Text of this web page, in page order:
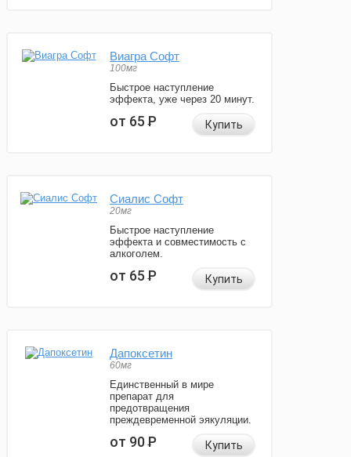
Виагра Софт
100мг
Быстрое наступление
эффекта, уже через 20 минут.
от 65Р Купить
Сиалис Софт
20мг
Быстрое наступление
эффекта и совместимость с
алкоголем.
от 65Р Купить
Дапоксетин
60мг
Единственный в мире
препарат для
предотвращения
преждевременной эякуляции.
от 90Р Купить